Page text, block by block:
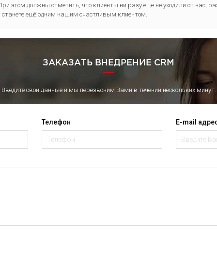
этом должны отметить, что клиенты ни разу еще не уходили от нас,
станете ещё одним нашим счастливым клиентом.
ЗАКАЗАТЬ ВНЕДРЕНИЕ CRM
Введите свои данные и мы перезвоним Вами в течении нескольких минут.
Телефон E-mail